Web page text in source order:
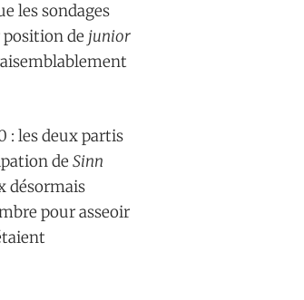
les sondages
de junior
: les deux partis
de Sinn
désormais
pour asseoir